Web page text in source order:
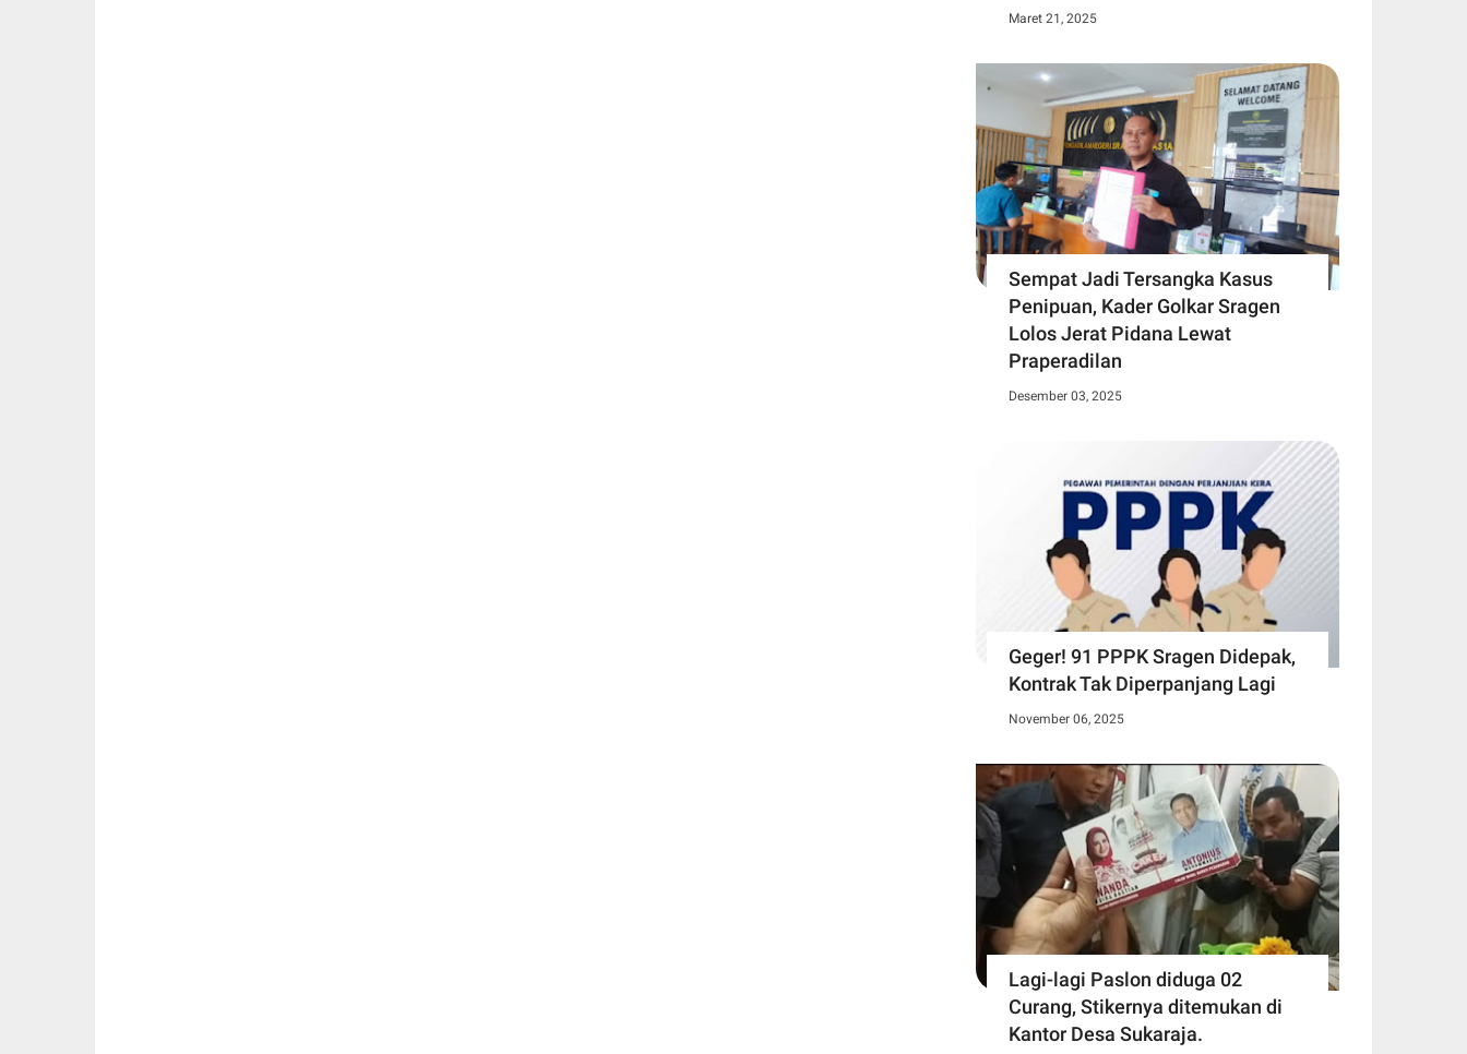
Maret 21, 2025
Sempat Jadi Tersangka Kasus
Penipuan, Kader Golkar Sragen
Lolos Jerat Pidana Lewat
Praperadilan
Desember 03, 2025
Geger! 91 PPPK Sragen Didepak,
Kontrak Tak Diperpanjang Lagi
November 06, 2025
Lagi-lagi Paslon diduga 02
Curang, Stikernya ditemukan di
Kantor Desa Sukaraja.